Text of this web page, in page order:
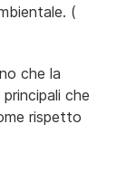
(
che la
che
rispetto